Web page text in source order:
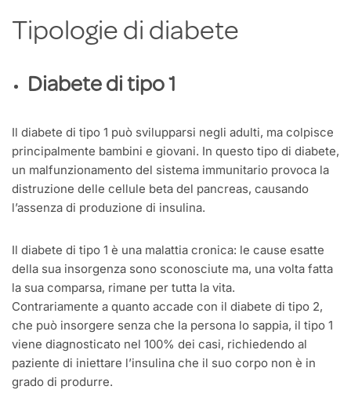
Tipologie di diabete
Diabete di tipo 1
Il diabete di tipo 1 può svilupparsi negli adulti, ma colpisce
principalmente bambini e giovani. In questo tipo di diabete,
un malfunzionamento del sistema immunitario provoca la
distruzione delle cellule beta del pancreas, causando
l’assenza di produzione di insulina.
Il diabete di tipo 1 è una malattia cronica: le cause esatte
della sua insorgenza sono sconosciute ma, una volta fatta
la sua comparsa, rimane per tutta la vita.
Contrariamente a quanto accade con il diabete di tipo 2,
che può insorgere senza che la persona lo sappia, il tipo 1
viene diagnosticato nel 100% dei casi, richiedendo al
paziente di iniettare l’insulina che il suo corpo non è in
grado di produrre.